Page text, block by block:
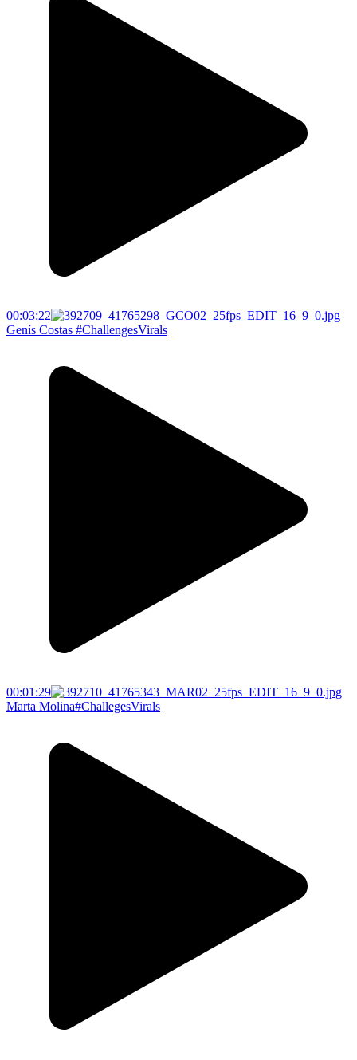
00:03:22
Genís Costas #ChallengesVirals
00:01:29
Marta Molina#ChallegesVirals